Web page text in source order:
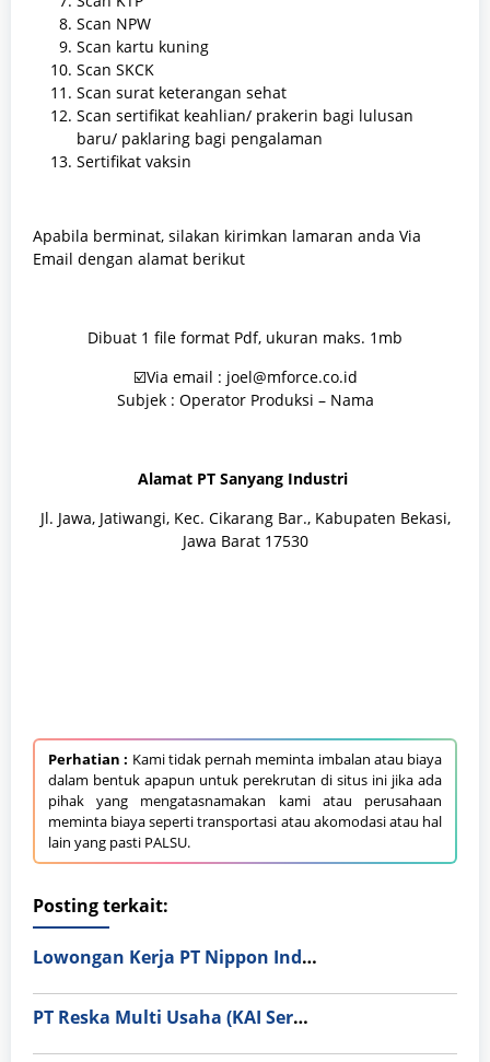
Scan NPW
Scan kartu kuning
Scan SKCK
Scan surat keterangan sehat
Scan sertifikat keahlian/ prakerin bagi lulusan
baru/ paklaring bagi pengalaman
Sertifikat vaksin
Apabila berminat, silakan kirimkan lamaran anda Via
Email dengan alamat berikut
Dibuat 1 file format Pdf, ukuran maks. 1mb
☑️Via email : joel@mforce.co.id
Subjek : Operator Produksi – Nama
Alamat PT Sanyang Industri
Jl. Jawa, Jatiwangi, Kec. Cikarang Bar., Kabupaten Bekasi,
Jawa Barat 17530
Perhatian : Kami tidak pernah meminta imbalan atau biaya
dalam bentuk apapun untuk perekrutan di situs ini jika ada
pihak yang mengatasnamakan kami atau perusahaan
meminta biaya seperti transportasi atau akomodasi atau hal
lain yang pasti PALSU.
Posting terkait:
Lowongan Kerja PT Nippon Indosari Corpindo Tbk. Bulan Agustus 2026
PT Reska Multi Usaha (KAI Services)